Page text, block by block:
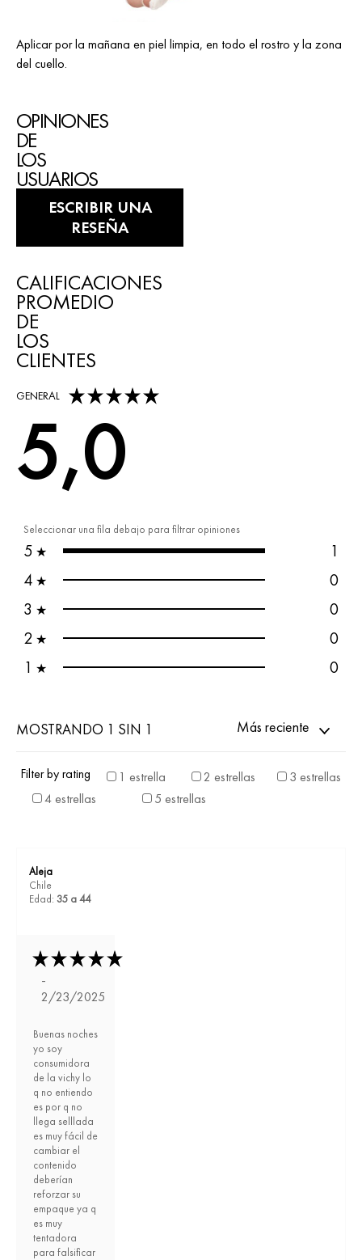
Aplicar por la mañana en piel limpia, en todo el rostro y la zona
del cuello.
OPINIONES
DE
LOS
USUARIOS
ESCRIBIR UNA
RESEÑA
Seleccionar una fila debajo para filtrar opiniones
5 ★
1
4 ★
0
3 ★
0
2 ★
0
1 ★ 0
CALIFICACIONES
PROMEDIO
DE
LOS
CLIENTES
GENERAL
5,0 out of 5 stars
5,0
MOSTRANDO 1 SIN 1 Más reciente
Filter by rating 1 estrella 2 estrellas
3 estrellas
4 estrellas
5 estrellas
Aleja
Chile
Edad: 35 a 44
-
2/23/2025
Buenas noches
yo soy
consumidora
de la vichy lo
q no entiendo
es por q no
llega selllada
es muy fácil de
cambiar el
contenido
deberían
reforzar su
empaque ya q
es muy
tentadora
para falsificar